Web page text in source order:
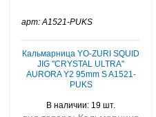
арт: A1521-PUKS
Кальмарница YO-ZURI SQUID
JIG "CRYSTAL ULTRA"
AURORA Y2 95mm S A1521-
PUKS
В наличии: 19 шт.